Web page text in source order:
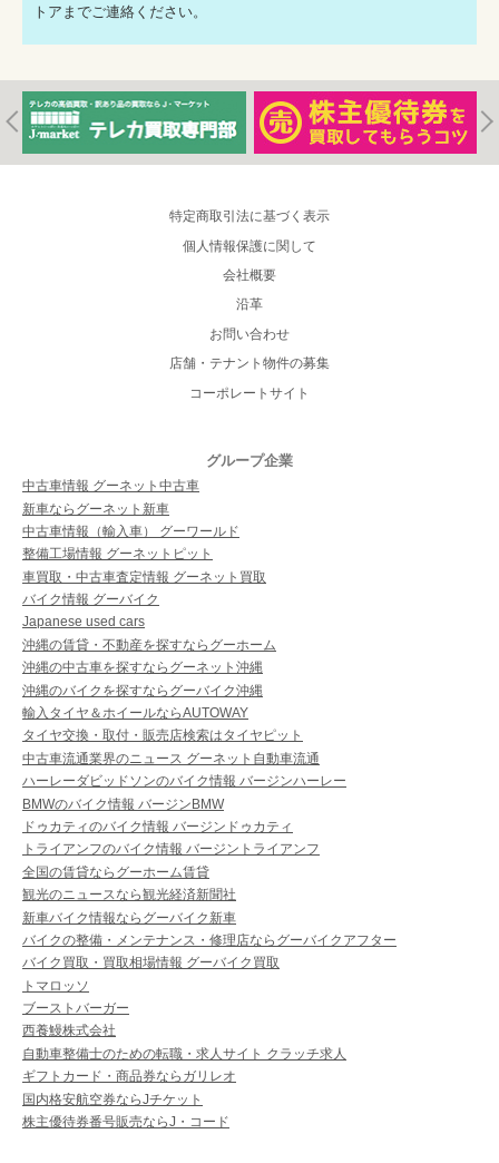
トアまでご連絡ください。
特定商取引法に基づく表示
個人情報保護に関して
会社概要
沿革
お問い合わせ
店舗・テナント物件の募集
コーポレートサイト
グループ企業
中古車情報 グーネット中古車
新車ならグーネット新車
中古車情報（輸入車） グーワールド
整備工場情報 グーネットピット
車買取・中古車査定情報 グーネット買取
バイク情報 グーバイク
Japanese used cars
沖縄の賃貸・不動産を探すならグーホーム
沖縄の中古車を探すならグーネット沖縄
沖縄のバイクを探すならグーバイク沖縄
輸入タイヤ＆ホイールならAUTOWAY
タイヤ交換・取付・販売店検索はタイヤピット
中古車流通業界のニュース グーネット自動車流通
ハーレーダビッドソンのバイク情報 バージンハーレー
BMWのバイク情報 バージンBMW
ドゥカティのバイク情報 バージンドゥカティ
トライアンフのバイク情報 バージントライアンフ
全国の賃貸ならグーホーム賃貸
観光のニュースなら観光経済新聞社
新車バイク情報ならグーバイク新車
バイクの整備・メンテナンス・修理店ならグーバイクアフター
バイク買取・買取相場情報 グーバイク買取
トマロッソ
ブーストバーガー
西養鰻株式会社
自動車整備士のための転職・求人サイト クラッチ求人
ギフトカード・商品券ならガリレオ
国内格安航空券ならJチケット
株主優待券番号販売ならJ・コード